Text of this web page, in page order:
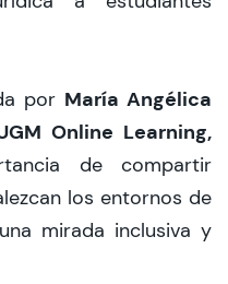
por María Angélica
Online Learning,
de compartir
los entornos de
mirada inclusiva y